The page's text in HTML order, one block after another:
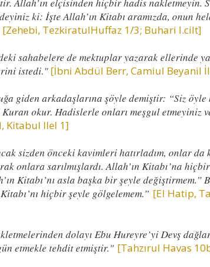
ki: İşte Allah’ın Kitabı aramızda, onun
[Zehebi, TezkiratulHuffaz 1/3; Buhari l.cilt]
sahabelere de mektuplar yazarak ellerinde
istedi."[İbni Abdül Berr, Camiul Beyanil
giden arkadaşlarına şöyle demiştir: “Siz
okur. Hadislerle onları meşgul etmeyiniz
Kitabul Ilel 1]
sizden önceki kavimleri hatırladım, onlar da
onlara sarılmışlardı. Allah’ın Kitabı’na
Kitabı’nı asla başka bir şeyle değiştirmem.”
hiçbir şeyle gölgelemem.” [El Hatip,
dolayı Ebu Hureyre’yi Devş
etmekle tehdit etmiştir." [Tahzırul Havas